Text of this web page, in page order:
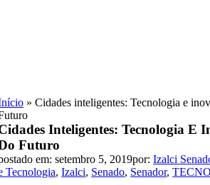
»Cidades inteligentes: Tecnologia e
Inteligentes: Tecnologia E
Futuro
em: setembro 5, 2019por:Izalci
Tecnologia,Izalci, Senado, Senador,